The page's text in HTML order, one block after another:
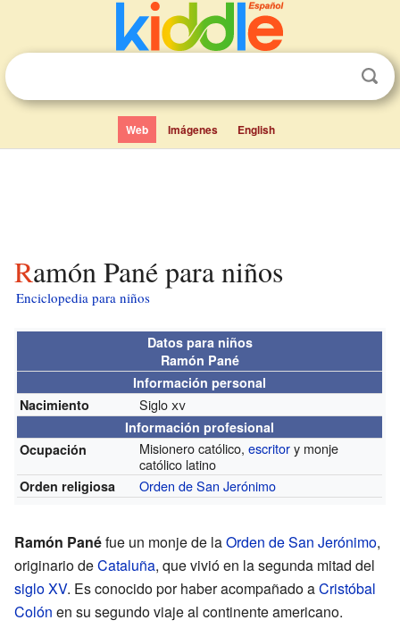
Web Imágenes English
Ramón Pané para niños
Enciclopedia para niños
Datos para niños
Ramón Pané
Información personal
Nacimiento
Sigloxv
Información profesional
Ocupación
Misionero católico,escritory monje
católico latino
Orden religiosa Orden de San Jerónimo
Ramón Panéfue un monje de laOrden de San Jerónimo,
originario deCataluña, que vivió en la segunda mitad del
siglo XV. Es conocido por haber acompañado aCristóbal
Colón en su segundo viaje al continente americano.